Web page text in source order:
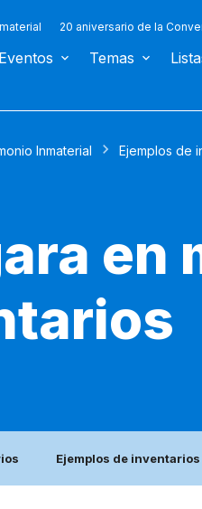
20 aniversario de la
Eventos Temas
Inmaterial
Ejemplos de
en
Ejemplos de inventarios